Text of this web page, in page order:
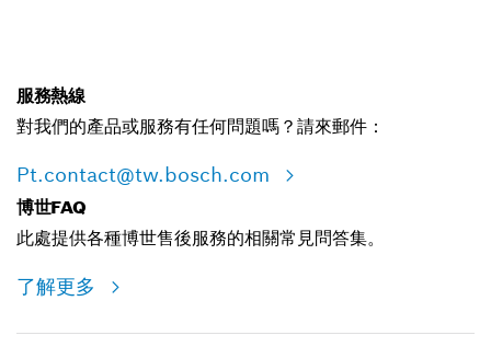
服務熱線
對我們的產品或服務有任何問題嗎？請來郵件：
Pt.contact@tw.bosch.com
博世FAQ
此處提供各種博世售後服務的相關常見問答集。
了解更多